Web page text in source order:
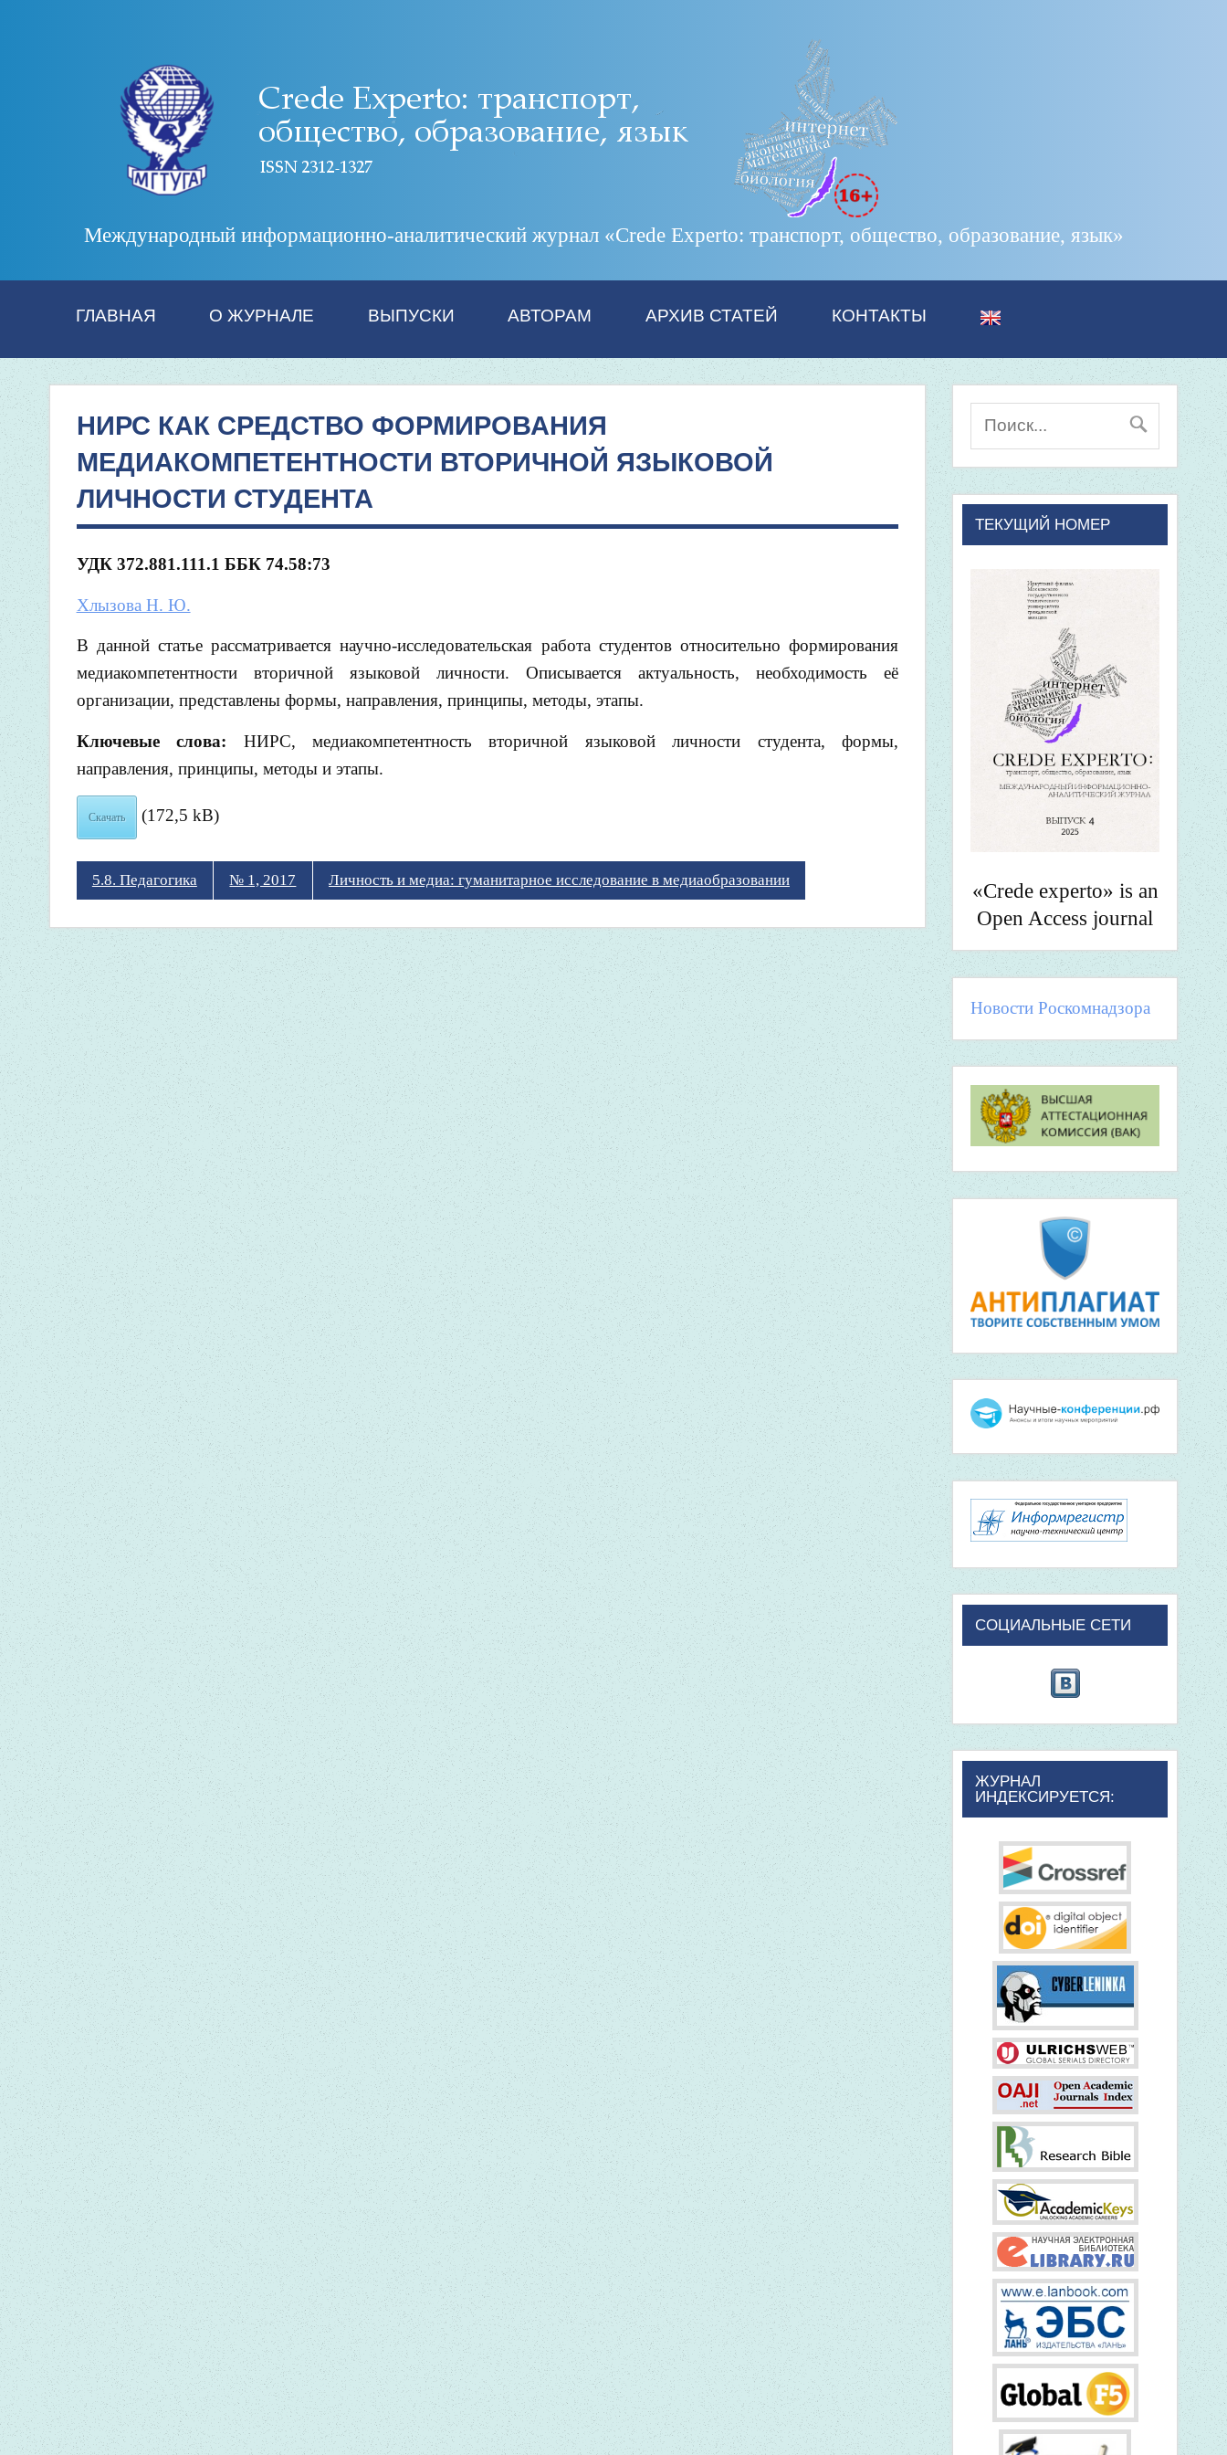
Международный информационно-аналитический журнал «Crede Experto: транспорт, общество, образование, язык»
ГЛАВНАЯ О ЖУРНАЛЕ ВЫПУСКИ АВТОРАМ АРХИВ СТАТЕЙ КОНТАКТЫ
НИРС КАК СРЕДСТВО ФОРМИРОВАНИЯ
МЕДИАКОМПЕТЕНТНОСТИ ВТОРИЧНОЙ ЯЗЫКОВОЙ
ЛИЧНОСТИ СТУДЕНТА
УДК 372.881.111.1 ББК74.58:73
Хлызова Н. Ю.
В данной статье рассматривается научно-исследовательская работа студентов относительно формирования
медиакомпетентности вторичной языковой личности. Описывается актуальность, необходимость её
организации, представлены формы, направления, принципы, методы, этапы.
Ключевые слова: НИРС, медиакомпетентность вторичной языковой личности студента, формы,
направления, принципы, методы и этапы.
Скачать (172,5 kB)
5.8. Педагогика № 1, 2017 Личность и медиа: гуманитарное исследование в медиаобразовании
ТЕКУЩИЙ НОМЕР
«Crede experto» is an
Open Access journal
Новости Роскомнадзора
СОЦИАЛЬНЫЕ СЕТИ
ЖУРНАЛ
ИНДЕКСИРУЕТСЯ: